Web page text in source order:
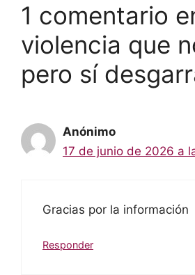
1 comentario
violencia que
pero sí
Anónimo
17 de junio de 2026 a
Gracias por la información
Responder